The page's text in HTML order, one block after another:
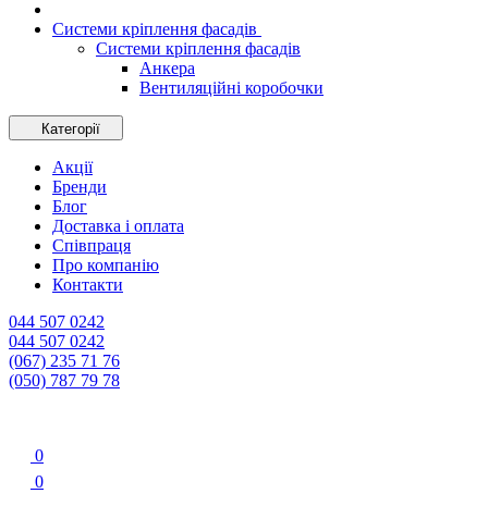
Системи кріплення фасадів
Системи кріплення фасадів
Анкера
Вентиляційні коробочки
Категорії
Акції
Бренди
Блог
Доставка і оплата
Співпраця
Про компанію
Контакти
044 507 0242
044 507 0242
(067) 235 71 76
(050) 787 79 78
0
0